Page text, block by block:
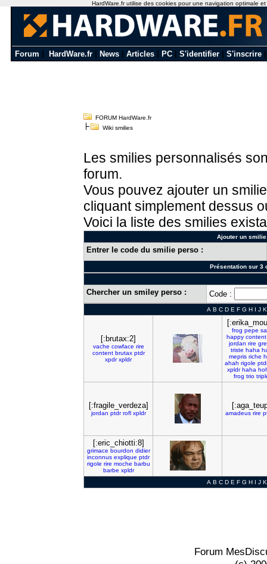
Forum HardWare.fr News Articles PC S'identifier S'inscrire
FORUM HardWare.fr
Wiki smilies
Les smilies personnalisés
forum.
Vous pouvez ajouter un
cliquant simplement dessus
Voici la liste des smilies
Ajouter un
Entrer le code du smilie perso :
Présentation sur 3
Chercher un smiley perso : Code :
A B C D E F G H I J K
[:brutax:2]
vache cowface rire
content brutax ptdr
xpdr xpldr
frog pepe
happy content
jordan rire
triste haha
mepris riche
ahah rigole
xpldr haha
frog trio
[:fragile_verdeza]
jordan ptdr rofl xpldr amadeus rire
[:eric_chiotti:8]
grimace bourdon didier
inconnus explique ptdr
rigole rire moche barbu
barbe xpldr
A B C D E F G H I J K
Forum
HardWare.fr utilise des cookies pour une navigation optimale